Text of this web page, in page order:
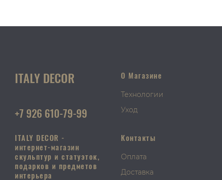
ITALY DECOR
+7 926 610-79-99
О Магазине
Технологии
Уход
ITALY DECOR -
интернет-магазин
скульптур и статуэток,
подарков и предметов
интерьера
Контакты
Оплата
Доставка